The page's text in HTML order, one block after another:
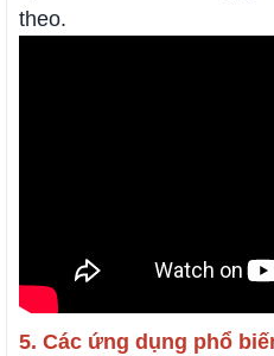
theo.
5. Các ứng dụng phổ